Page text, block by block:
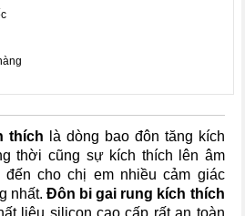
thích là dòng bao đôn tăng kích
thời cũng sự kích thích lên âm
cho chị em nhiều cảm giác
nhất. Đôn bi gai rung kích thích
liệu silicon cao cấp rất an toàn